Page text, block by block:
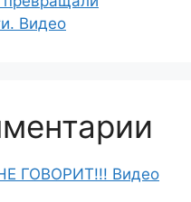
Видео
ГОВОРИТ!!! Видео